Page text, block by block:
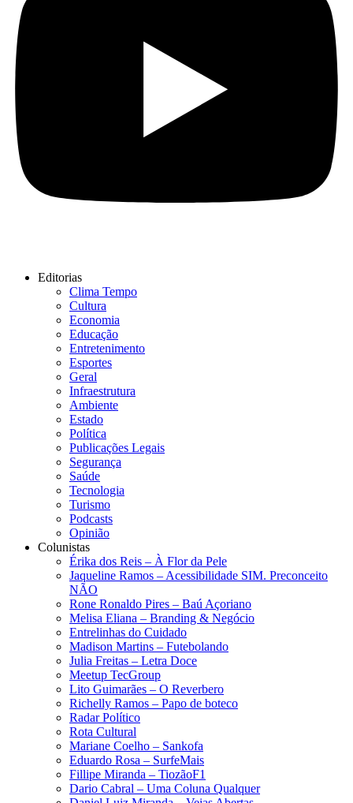
Editorias
Clima Tempo
Cultura
Economia
Educação
Entretenimento
Esportes
Geral
Infraestrutura
Ambiente
Estado
Política
Publicações Legais
Segurança
Saúde
Tecnologia
Turismo
Podcasts
Opinião
Colunistas
Érika dos Reis​ – À Flor da Pele
Jaqueline Ramos – Acessibilidade SIM. Preconceito
NÃO
Rone Ronaldo Pires – Baú Açoriano
Melisa Eliana – Branding & Negócio
Entrelinhas do Cuidado
Madison Martins – Futebolando
Julia Freitas​ – Letra Doce
Meetup TecGroup
Lito Guimarães – O Reverbero
Richelly Ramos​ – Papo de boteco
Radar Político
Rota Cultural
Mariane Coelho – Sankofa
Eduardo Rosa​ – SurfeMais
Fillipe Miranda – TiozãoF1
Dario Cabral – Uma Coluna Qualquer